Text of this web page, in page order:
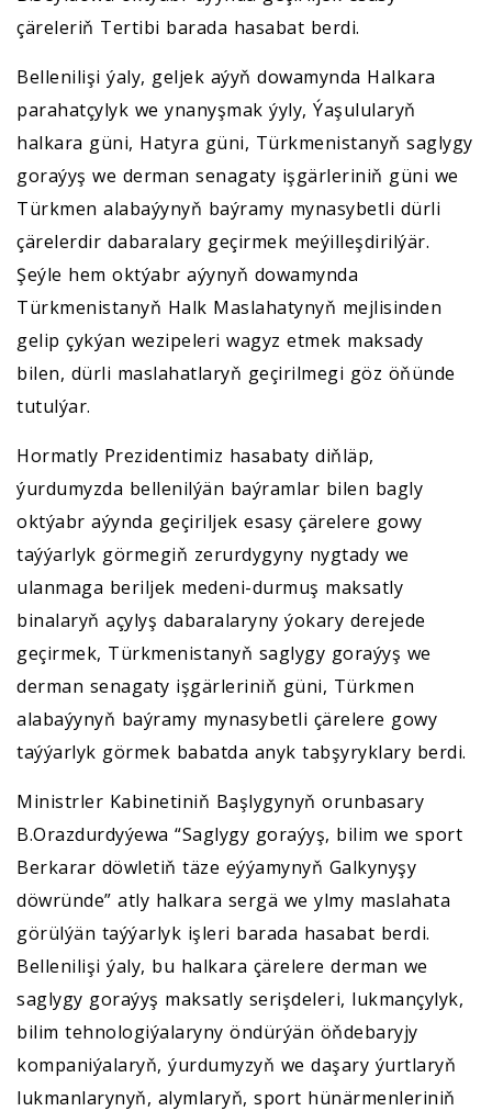
çäreleriň Tertibi barada hasabat berdi.
Bellenilişi ýaly, geljek aýyň dowamynda Halkara
parahatçylyk we ynanyşmak ýyly, Ýaşulularyň
halkara güni, Hatyra güni, Türkmenistanyň saglygy
goraýyş we derman senagaty işgärleriniň güni we
Türkmen alabaýynyň baýramy mynasybetli dürli
çärelerdir dabaralary geçirmek meýilleşdirilýär.
Şeýle hem oktýabr aýynyň dowamynda
Türkmenistanyň Halk Maslahatynyň mejlisinden
gelip çykýan wezipeleri wagyz etmek maksady
bilen, dürli maslahatlaryň geçirilmegi göz öňünde
tutulýar.
Hormatly Prezidentimiz hasabaty diňläp,
ýurdumyzda bellenilýän baýramlar bilen bagly
oktýabr aýynda geçiriljek esasy çärelere gowy
taýýarlyk görmegiň zerurdygyny nygtady we
ulanmaga beriljek medeni-durmuş maksatly
binalaryň açylyş dabaralaryny ýokary derejede
geçirmek, Türkmenistanyň saglygy goraýyş we
derman senagaty işgärleriniň güni, Türkmen
alabaýynyň baýramy mynasybetli çärelere gowy
taýýarlyk görmek babatda anyk tabşyryklary berdi.
Ministrler Kabinetiniň Başlygynyň orunbasary
B.Orazdurdyýewa “Saglygy goraýyş, bilim we sport
Berkarar döwletiň täze eýýamynyň Galkynyşy
döwründe” atly halkara sergä we ylmy maslahata
görülýän taýýarlyk işleri barada hasabat berdi.
Bellenilişi ýaly, bu halkara çärelere derman we
saglygy goraýyş maksatly serişdeleri, lukmançylyk,
bilim tehnologiýalaryny öndürýän öňdebaryjy
kompaniýalaryň, ýurdumyzyň we daşary ýurtlaryň
lukmanlarynyň, alymlaryň, sport hünärmenleriniň